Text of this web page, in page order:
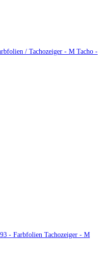
/ Tachozeiger - M Tacho -
- Farbfolien Tachozeiger - M